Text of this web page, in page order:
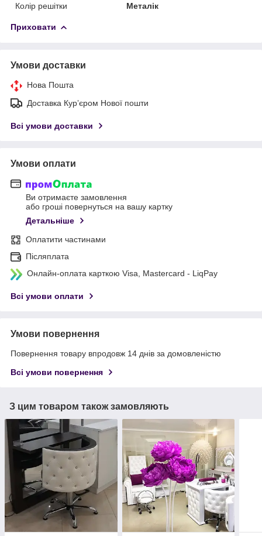
Колір решітки Металік
Приховати
Умови доставки
Нова Пошта
Доставка Курʼєром Нової пошти
Всі умови доставки
Умови оплати
Ви отримаєте замовлення
або гроші повернуться на вашу картку
Детальніше
Оплатити частинами
Післяплата
Онлайн-оплата карткою Visa, Mastercard - LiqPay
Всі умови оплати
Умови повернення
Повернення товару впродовж 14 днів за домовленістю
Всі умови повернення
З цим товаром також замовляють